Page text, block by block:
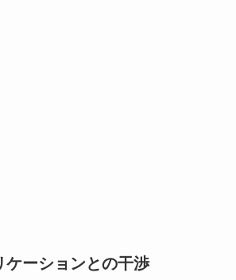
ケーションとの干渉